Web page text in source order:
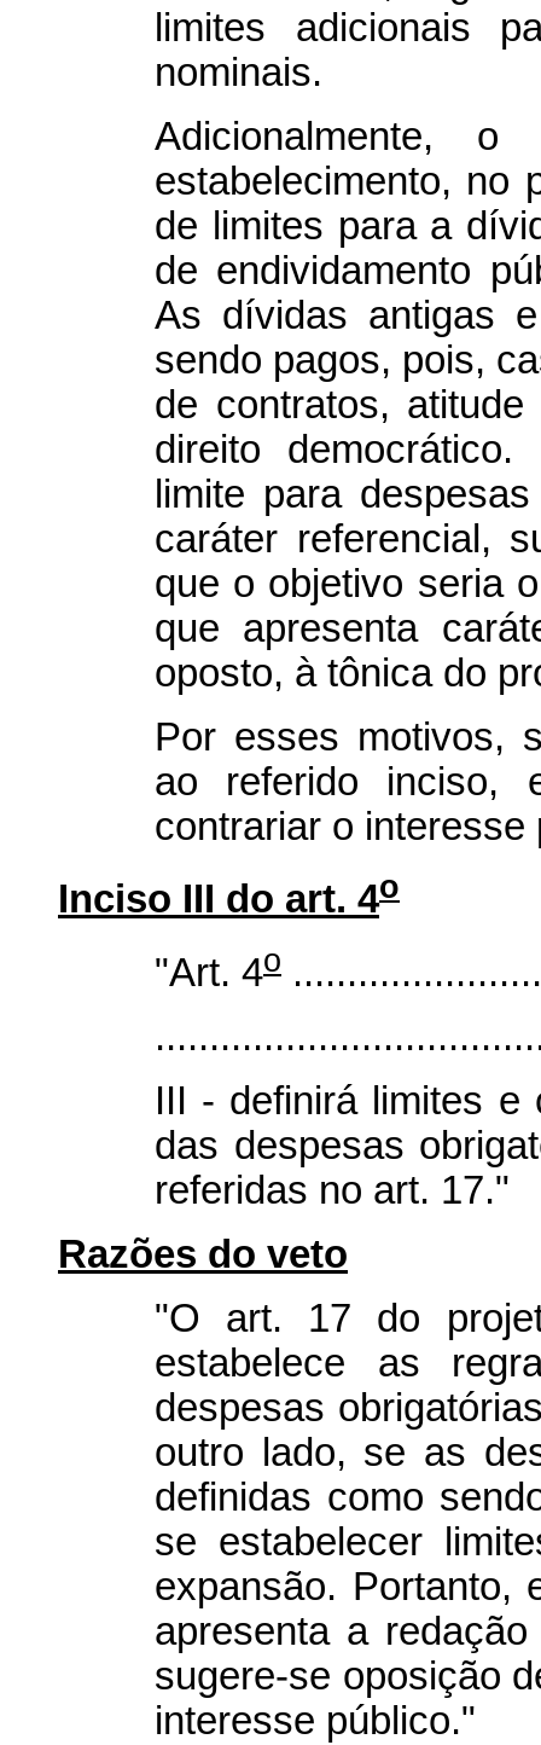
limites adicionais
nominais.
Adicionalmente,
estabelecimento, no
de limites para a
de endividamento
As dívidas antigas
sendo pagos, pois,
de contratos,
direito
limite para
caráter referencial,
que o objetivo seria
que apresenta
oposto, à tônica do
Por esses motivos,
ao referido inciso,
contrariar o interesse
Inciso III do art. 4o
"Art. 4o
III - definirá limites e
das despesas
referidas no art. 17."
Razões do veto
"O art. 17 do
estabelece as
despesas
outro lado, se as
definidas como
se estabelecer
expansão. Portanto,
apresenta a
sugere-se oposição
interesse público."